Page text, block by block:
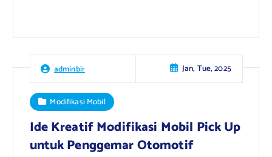
adminbir Jan, Tue, 2025
Modifikasi Mobil
Ide Kreatif Modifikasi Mobil Pick Up
untuk Penggemar Otomotif